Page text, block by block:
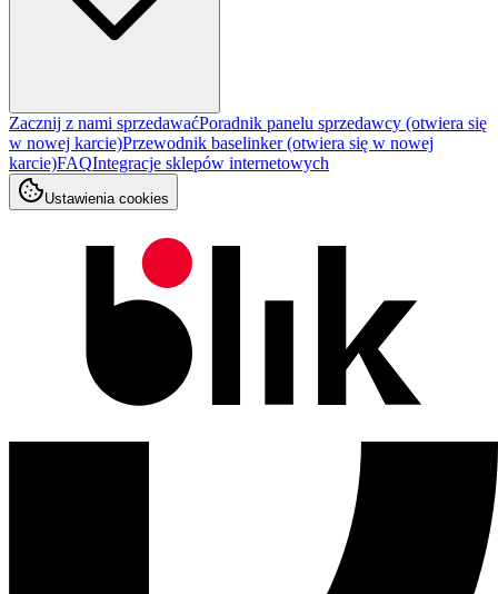
Zacznij z nami sprzedawaćPoradnik panelu sprzedawcy (otwiera się
w nowej karcie)Przewodnik baselinker(otwiera się w nowej
karcie)FAQIntegracje sklepów internetowych
Ustawienia cookies